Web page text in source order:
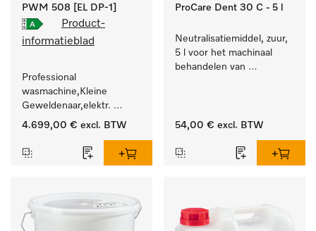
PWM 508 [EL DP-1]
Product-
informatieblad
Professional
wasmachine,Kleine
Geweldenaar,elektr.
verwarmd, met
doelgroepspecifieke
4.699,00 € excl. BTW
ProCare Dent 30 C - 5 l
Neutralisatiemiddel, zuur,
5 l voor het machinaal
behandelen van
54,00 € excl. BTW